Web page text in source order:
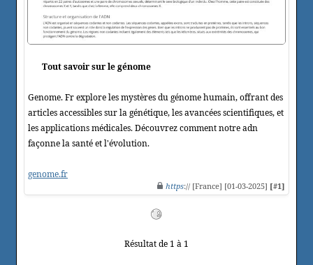
Tout savoir sur le génome
Genome. Fr explore les mystères du génome humain, offrant des
articles accessibles sur la génétique, les avancées scientifiques, et
les applications médicales. Découvrez comment notre adn
façonne la santé et l'évolution.
genome.fr
https:// [France] [01-03-2025] [#1]
Résultat de 1 à 1